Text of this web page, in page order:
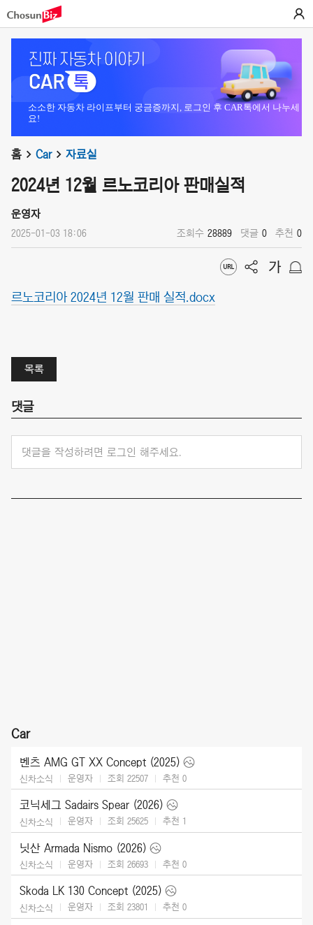
소소한 자동차 라이프부터 궁금증까지, 로그인 후 CAR톡에서 나누세
요!
홈 Car 자료실
2024년 12월 르노코리아 판매실적
운영자
2025-01-03 18:06 조회수 28889 댓글 0 추천 0
르노코리아 2024년 12월 판매 실적.docx
목록
댓글
댓글을 작성하려면 로그인 해주세요.
Car
벤츠 AMG GT XX Concept (2025)
신차소식 운영자 조회 22507 추천 0
코닉세그 Sadairs Spear (2026)
신차소식 운영자 조회 25625 추천 1
닛산 Armada Nismo (2026)
신차소식 운영자 조회 26693 추천 0
Skoda LK 130 Concept (2025)
신차소식 운영자 조회 23801 추천 0